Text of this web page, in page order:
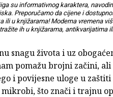
su informativnog karaktera,
Preporučamo da cijene i
ili u knjižarama! Moderna vremena
ih u knjižarama, antikvarijatima
snagu života i uz
pomažu brojni začini,
i povijesne uloge u
što znači i trajnu